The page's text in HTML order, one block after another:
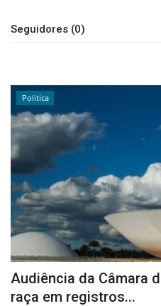
Veja Na Cor Escura
Seguidores (0)
Politica
Audiência da Câmara
raça em registros...